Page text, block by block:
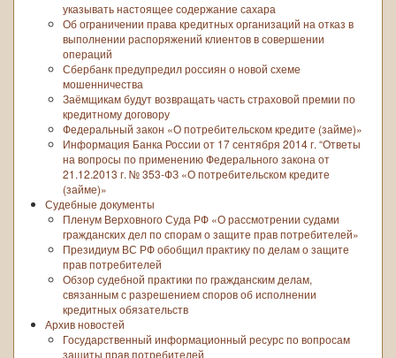
указывать настоящее содержание сахара
Об ограничении права кредитных организаций на отказ в
выполнении распоряжений клиентов в совершении
операций
Сбербанк предупредил россиян о новой схеме
мошенничества
Заёмщикам будут возвращать часть страховой премии по
кредитному договору
Федеральный закон «О потребительском кредите (займе)»
Информация Банка России от 17 сентября 2014 г. “Ответы
на вопросы по применению Федерального закона от
21.12.2013 г. № 353-ФЗ «О потребительском кредите
(займе)»
Судебные документы
Пленум Верховного Суда РФ «О рассмотрении судами
гражданских дел по спорам о защите прав потребителей»
Президиум ВС РФ обобщил практику по делам о защите
прав потребителей
Обзор судебной практики по гражданским делам,
связанным с разрешением споров об исполнении
кредитных обязательств
Архив новостей
Государственный информационный ресурс по вопросам
защиты прав потребителей